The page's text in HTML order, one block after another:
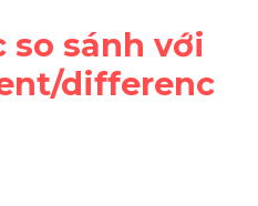
so sánh với
differenc